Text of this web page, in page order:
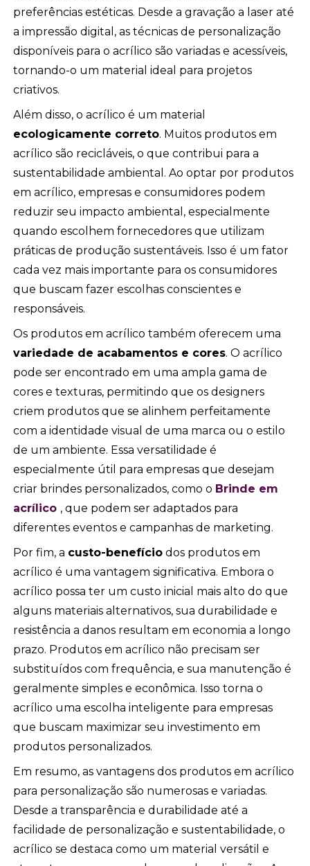
preferências estéticas. Desde a gravação a laser até
a impressão digital, as técnicas de personalização
disponíveis para o acrílico são variadas e acessíveis,
tornando-o um material ideal para projetos
criativos.
Além disso, o acrílico é um material
ecologicamente correto. Muitos produtos em
acrílico são recicláveis, o que contribui para a
sustentabilidade ambiental. Ao optar por produtos
em acrílico, empresas e consumidores podem
reduzir seu impacto ambiental, especialmente
quando escolhem fornecedores que utilizam
práticas de produção sustentáveis. Isso é um fator
cada vez mais importante para os consumidores
que buscam fazer escolhas conscientes e
responsáveis.
Os produtos em acrílico também oferecem uma
variedade de acabamentos e cores. O acrílico
pode ser encontrado em uma ampla gama de
cores e texturas, permitindo que os designers
criem produtos que se alinhem perfeitamente
com a identidade visual de uma marca ou o estilo
de um ambiente. Essa versatilidade é
especialmente útil para empresas que desejam
criar brindes personalizados, como o Brinde em
acrílico , que podem ser adaptados para
diferentes eventos e campanhas de marketing.
Por fim, a custo-benefício dos produtos em
acrílico é uma vantagem significativa. Embora o
acrílico possa ter um custo inicial mais alto do que
alguns materiais alternativos, sua durabilidade e
resistência a danos resultam em economia a longo
prazo. Produtos em acrílico não precisam ser
substituídos com frequência, e sua manutenção é
geralmente simples e econômica. Isso torna o
acrílico uma escolha inteligente para empresas
que buscam maximizar seu investimento em
produtos personalizados.
Em resumo, as vantagens dos produtos em acrílico
para personalização são numerosas e variadas.
Desde a transparência e durabilidade até a
facilidade de personalização e sustentabilidade, o
acrílico se destaca como um material versátil e